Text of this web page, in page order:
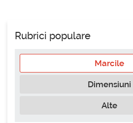
Rubrici populare
Marcile
Dimensiuni
Alte